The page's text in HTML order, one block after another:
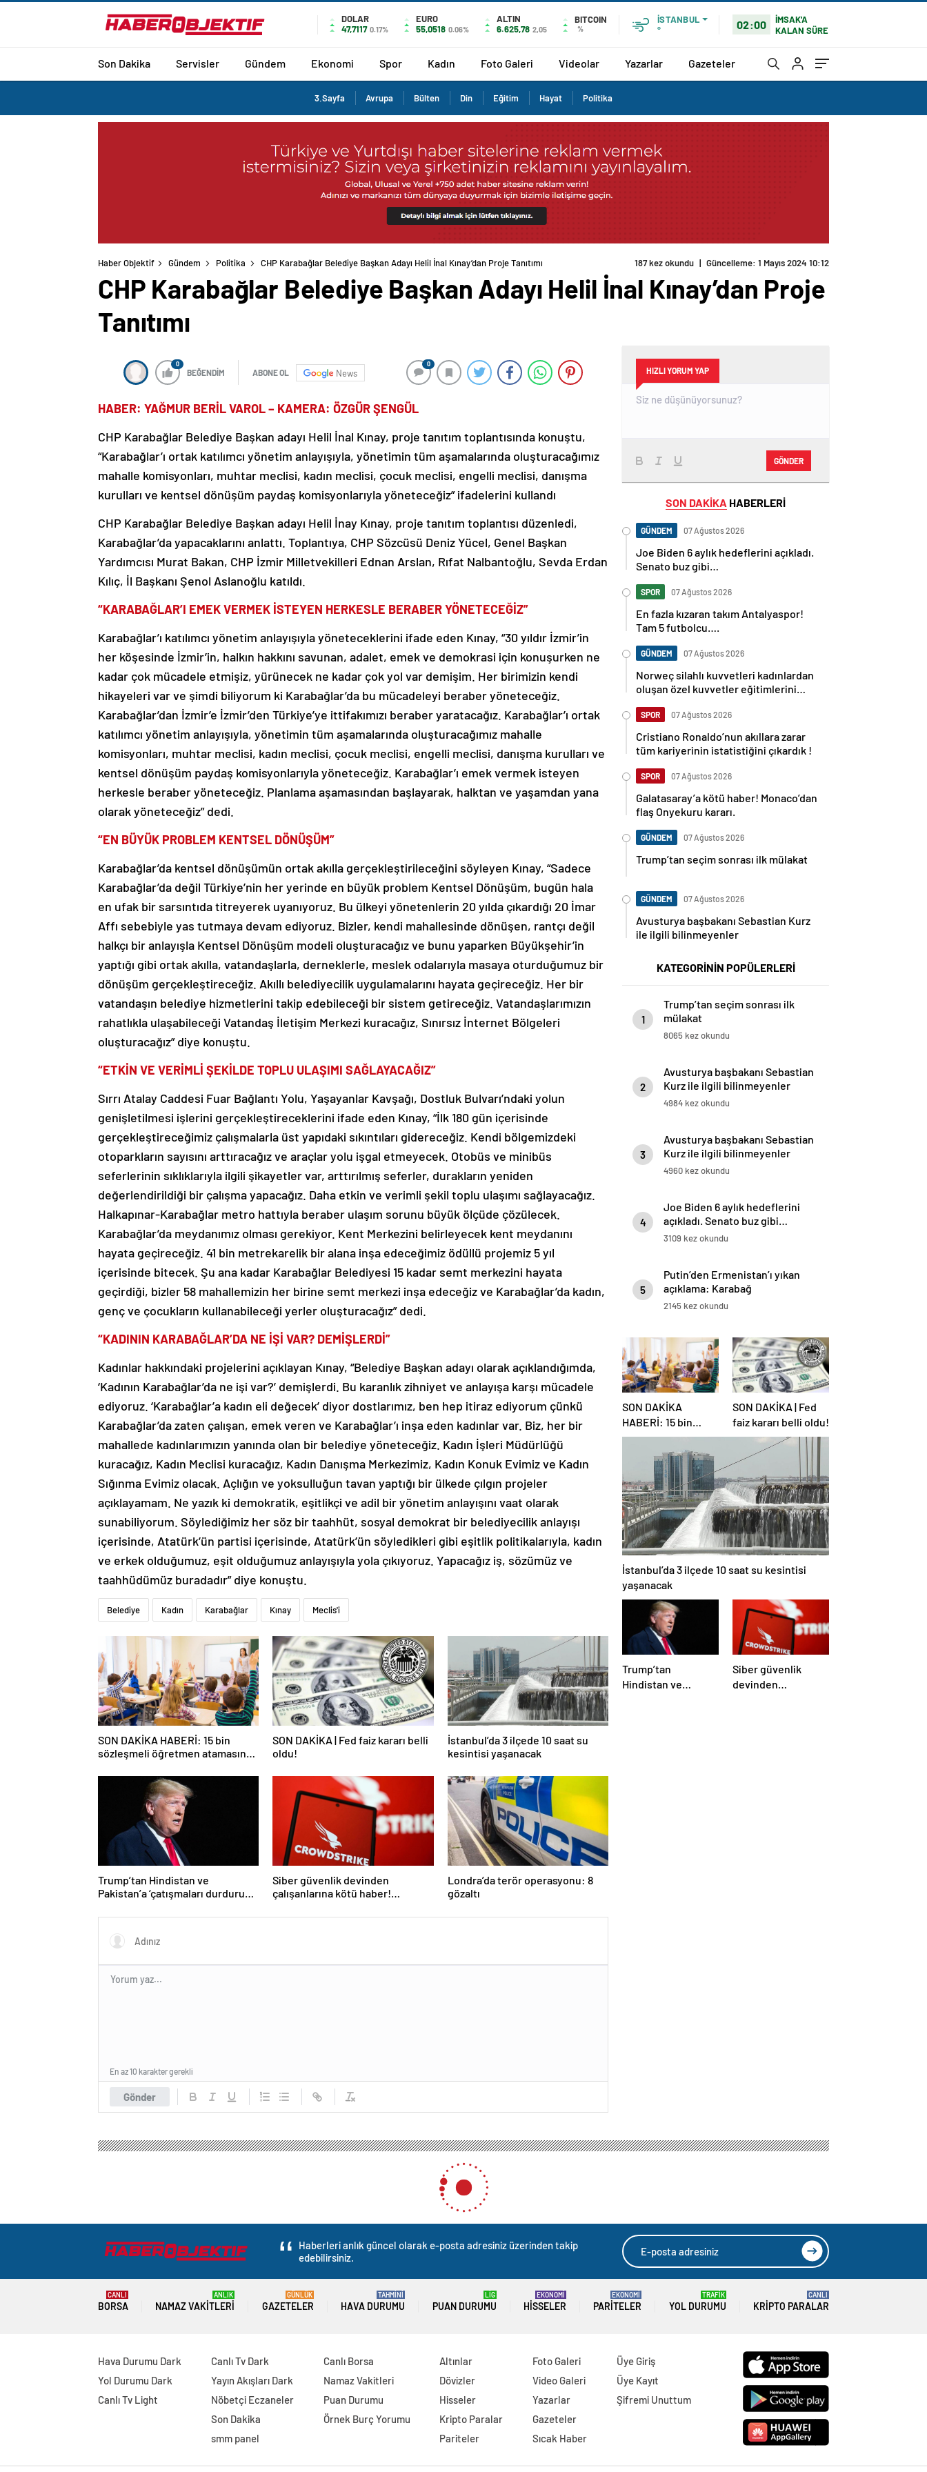
DOLAR
47,7117 0.17%
EURO
55,0518 0.06%
ALTIN
6.625,78 2,05
BITCOIN
%
İSTANBUL
°
02:00
İMSAK'A
KALAN SÜRE
Son Dakika Servisler Gündem Ekonomi Spor Kadın Foto Galeri Videolar Yazarlar Gazeteler
3.Sayfa Avrupa Bülten Din Eğitim Hayat Politika
Haber Objektif Gündem Politika CHP Karabağlar Belediye Başkan Adayı Helil İnal Kınay’dan Proje Tanıtımı 187 kez okundu | Güncelleme: 1 Mayıs 2024 10:12
CHP Karabağlar Belediye Başkan Adayı Helil İnal Kınay’dan Proje
Tanıtımı
0
BEĞENDİM ABONE OL News
0
HABER: YAĞMUR BERİL VAROL – KAMERA: ÖZGÜR ŞENGÜL
CHP Karabağlar Belediye Başkan adayı Helil İnal Kınay, proje tanıtım toplantısında konuştu,
“Karabağlar’ı ortak katılımcı yönetim anlayışıyla, yönetimin tüm aşamalarında oluşturacağımız
mahalle komisyonları, muhtar meclisi, kadın meclisi, çocuk meclisi, engelli meclisi, danışma
kurulları ve kentsel dönüşüm paydaş komisyonlarıyla yöneteceğiz” ifadelerini kullandı
CHP Karabağlar Belediye Başkan adayı Helil İnay Kınay, proje tanıtım toplantısı düzenledi,
Karabağlar’da yapacaklarını anlattı. Toplantıya, CHP Sözcüsü Deniz Yücel, Genel Başkan
Yardımcısı Murat Bakan, CHP İzmir Milletvekilleri Ednan Arslan, Rıfat Nalbantoğlu, Sevda Erdan
Kılıç, İl Başkanı Şenol Aslanoğlu katıldı.
“KARABAĞLAR’I EMEK VERMEK İSTEYEN HERKESLE BERABER YÖNETECEĞİZ”
Karabağlar’ı katılımcı yönetim anlayışıyla yöneteceklerini ifade eden Kınay, “30 yıldır İzmir’in
her köşesinde İzmir’in, halkın hakkını savunan, adalet, emek ve demokrasi için konuşurken ne
kadar çok mücadele etmişiz, yürünecek ne kadar çok yol var demişim. Her birimizin kendi
hikayeleri var ve şimdi biliyorum ki Karabağlar’da bu mücadeleyi beraber yöneteceğiz.
Karabağlar’dan İzmir’e İzmir’den Türkiye’ye ittifakımızı beraber yaratacağız. Karabağlar’ı ortak
katılımcı yönetim anlayışıyla, yönetimin tüm aşamalarında oluşturacağımız mahalle
komisyonları, muhtar meclisi, kadın meclisi, çocuk meclisi, engelli meclisi, danışma kurulları ve
kentsel dönüşüm paydaş komisyonlarıyla yöneteceğiz. Karabağlar’ı emek vermek isteyen
herkesle beraber yöneteceğiz. Planlama aşamasından başlayarak, halktan ve yaşamdan yana
olarak yöneteceğiz” dedi.
“EN BÜYÜK PROBLEM KENTSEL DÖNÜŞÜM”
Karabağlar’da kentsel dönüşümün ortak akılla gerçekleştirileceğini söyleyen Kınay, “Sadece
Karabağlar’da değil Türkiye’nin her yerinde en büyük problem Kentsel Dönüşüm, bugün hala
en ufak bir sarsıntıda titreyerek uyanıyoruz. Bu ülkeyi yönetenlerin 20 yılda çıkardığı 20 İmar
Affı sebebiyle yas tutmaya devam ediyoruz. Bizler, kendi mahallesinde dönüşen, rantçı değil
halkçı bir anlayışla Kentsel Dönüşüm modeli oluşturacağız ve bunu yaparken Büyükşehir’in
yaptığı gibi ortak akılla, vatandaşlarla, derneklerle, meslek odalarıyla masaya oturduğumuz bir
dönüşüm gerçekleştireceğiz. Akıllı belediyecilik uygulamalarını hayata geçireceğiz. Her bir
vatandaşın belediye hizmetlerini takip edebileceği bir sistem getireceğiz. Vatandaşlarımızın
rahatlıkla ulaşabileceği Vatandaş İletişim Merkezi kuracağız, Sınırsız İnternet Bölgeleri
oluşturacağız” diye konuştu.
“ETKİN VE VERİMLİ ŞEKİLDE TOPLU ULAŞIMI SAĞLAYACAĞIZ”
Sırrı Atalay Caddesi Fuar Bağlantı Yolu, Yaşayanlar Kavşağı, Dostluk Bulvarı’ndaki yolun
genişletilmesi işlerini gerçekleştireceklerini ifade eden Kınay, “İlk 180 gün içerisinde
gerçekleştireceğimiz çalışmalarla üst yapıdaki sıkıntıları gidereceğiz. Kendi bölgemizdeki
otoparkların sayısını arttıracağız ve araçlar yolu işgal etmeyecek. Otobüs ve minibüs
seferlerinin sıklıklarıyla ilgili şikayetler var, arttırılmış seferler, durakların yeniden
değerlendirildiği bir çalışma yapacağız. Daha etkin ve verimli şekil toplu ulaşımı sağlayacağız.
Halkapınar-Karabağlar metro hattıyla beraber ulaşım sorunu büyük ölçüde çözülecek.
Karabağlar’da meydanımız olması gerekiyor. Kent Merkezini belirleyecek kent meydanını
hayata geçireceğiz. 41 bin metrekarelik bir alana inşa edeceğimiz ödüllü projemiz 5 yıl
içerisinde bitecek. Şu ana kadar Karabağlar Belediyesi 15 kadar semt merkezini hayata
geçirdiği, bizler 58 mahallemizin her birine semt merkezi inşa edeceğiz ve Karabağlar’da kadın,
genç ve çocukların kullanabileceği yerler oluşturacağız” dedi.
“KADININ KARABAĞLAR’DA NE İŞİ VAR? DEMİŞLERDİ”
Kadınlar hakkındaki projelerini açıklayan Kınay, “Belediye Başkan adayı olarak açıklandığımda,
‘Kadının Karabağlar’da ne işi var?’ demişlerdi. Bu karanlık zihniyet ve anlayışa karşı mücadele
ediyoruz. ‘Karabağlar’a kadın eli değecek’ diyor dostlarımız, ben hep itiraz ediyorum çünkü
Karabağlar’da zaten çalışan, emek veren ve Karabağlar’ı inşa eden kadınlar var. Biz, her bir
mahallede kadınlarımızın yanında olan bir belediye yöneteceğiz. Kadın İşleri Müdürlüğü
kuracağız, Kadın Meclisi kuracağız, Kadın Danışma Merkezimiz, Kadın Konuk Evimiz ve Kadın
Sığınma Evimiz olacak. Açlığın ve yoksulluğun tavan yaptığı bir ülkede çılgın projeler
açıklayamam. Ne yazık ki demokratik, eşitlikçi ve adil bir yönetim anlayışını vaat olarak
sunabiliyorum. Söylediğimiz her söz bir taahhüt, sosyal demokrat bir belediyecilik anlayışı
içerisinde, Atatürk’ün partisi içerisinde, Atatürk’ün söyledikleri gibi eşitlik politikalarıyla, kadın
ve erkek olduğumuz, eşit olduğumuz anlayışıyla yola çıkıyoruz. Yapacağız iş, sözümüz ve
taahhüdümüz buradadır” diye konuştu.
Belediye Kadın Karabağlar Kınay Meclis'i
SON DAKİKA HABERİ: 15 bin
sözleşmeli öğretmen atamasında
açıklandı
SON DAKİKA | Fed faiz kararı belli
oldu!
İstanbul’da 3 ilçede 10 saat su
kesintisi yaşanacak
Trump’tan Hindistan ve
Pakistan’a ‘çatışmaları durdurun’
Siber güvenlik devinden
çalışanlarına kötü haber!
Londra’da terör operasyonu: 8
gözaltı
Gönder
En az 10 karakter gerekli
HIZLI YORUM YAP
GÖNDER
SON DAKİKA HABERLERİ
GÜNDEM 07 Ağustos 2026
Joe Biden 6 aylık hedeflerini açıkladı.
Senato buz gibi…
SPOR 07 Ağustos 2026
En fazla kızaran takım Antalyaspor!
Tam 5 futbolcu….
GÜNDEM 07 Ağustos 2026
Norweç silahlı kuvvetleri kadınlardan
oluşan özel kuvvetler eğitimlerini
SPOR 07 Ağustos 2026
Cristiano Ronaldo’nun akıllara zarar
tüm kariyerinin istatistiğini çıkardık !
SPOR 07 Ağustos 2026
Galatasaray’a kötü haber! Monaco’dan
flaş Onyekuru kararı.
GÜNDEM 07 Ağustos 2026
Trump’tan seçim sonrası ilk mülakat
GÜNDEM 07 Ağustos 2026
Avusturya başbakanı Sebastian Kurz
ile ilgili bilinmeyenler
KATEGORİNİN POPÜLERLERİ
1
Trump’tan seçim sonrası ilk
mülakat
8065 kez okundu
2
Avusturya başbakanı Sebastian
Kurz ile ilgili bilinmeyenler
4984 kez okundu
3
Avusturya başbakanı Sebastian
Kurz ile ilgili bilinmeyenler
4960 kez okundu
4
Joe Biden 6 aylık hedeflerini
açıkladı. Senato buz gibi…
3109 kez okundu
5
Putin’den Ermenistan’ı yıkan
açıklama: Karabağ
Azerbaycan’ın ayrılmaz bir
2145 kez okundu
SON DAKİKA
HABERİ: 15 bin
sözleşmeli
öğretmen
atamasında sözlü
sınava hak kazanan
adaylar açıklandı
SON DAKİKA | Fed
faiz kararı belli oldu!
İstanbul’da 3 ilçede 10 saat su kesintisi
yaşanacak
Trump’tan
Hindistan ve
Siber güvenlik
devinden
Haberleri anlık güncel olarak e-posta adresiniz üzerinden takip
edebilirsiniz.
BORSA
CANLI
NAMAZ VAKITLERI
ANLIK
GAZETELER
GÜNLÜK
HAVA DURUMU
TAHMİNİ
PUAN DURUMU
LİG
HISSELER
EKONOMİ
PARITELER
EKONOMİ
YOL DURUMU
TRAFİK
KRIPTO PARALAR
CANLI
Hava Durumu Dark
Yol Durumu Dark
Canlı Tv Light
Canlı Tv Dark
Yayın Akışları Dark
Nöbetçi Eczaneler
Son Dakika
smm panel
Canlı Borsa
Namaz Vakitleri
Puan Durumu
Örnek Burç Yorumu
Altınlar
Dövizler
Hisseler
Kripto Paralar
Pariteler
Foto Galeri
Video Galeri
Yazarlar
Gazeteler
Sıcak Haber
Üye Giriş
Üye Kayıt
Şifremi Unuttum